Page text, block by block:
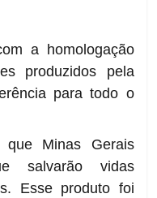
a homologação
produzidos pela
para todo o
Minas Gerais
salvarão vidas
Esse produto foi